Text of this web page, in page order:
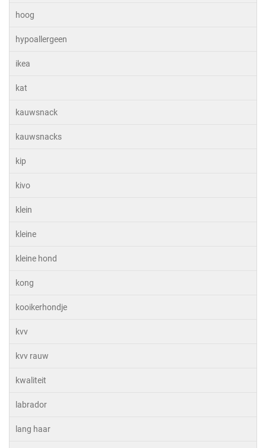
hoog
hypoallergeen
ikea
kat
kauwsnack
kauwsnacks
kip
kivo
klein
kleine
kleine hond
kong
kooikerhondje
kvv
kvv rauw
kwaliteit
labrador
lang haar